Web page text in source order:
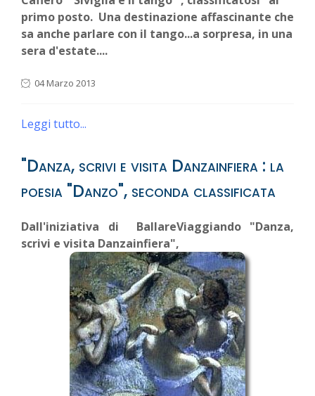
primo posto. Una destinazione affascinante che
sa anche parlare con il tango...a sorpresa, in una
sera d'estate....
04 Marzo 2013
Leggi tutto...
"Danza, scrivi e visita Danzainfiera : la
poesia "Danzo", seconda classificata
Dall'iniziativa di BallareViaggiando "Danza,
scrivi e visita Danzainfiera",